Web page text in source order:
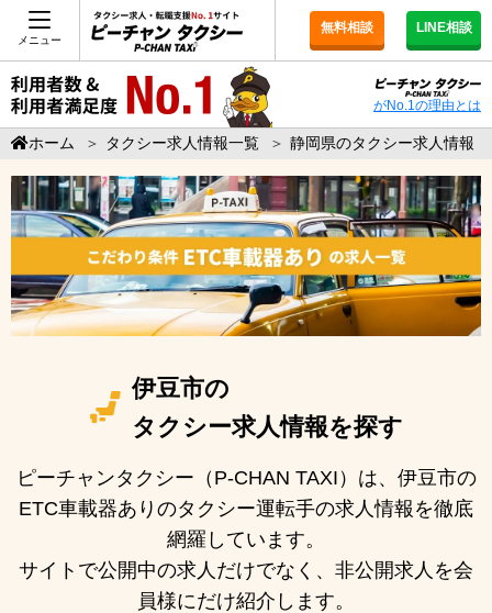
メニュー
無料相談 LINE相談
がNo.1の理由とは
ホーム ＞ タクシー求人情報一覧 ＞ 静岡県のタクシー求人情報
伊豆市の
タクシー求人情報を探す
ピーチャンタクシー（P-CHAN TAXI）は、伊豆市の
ETC車載器ありのタクシー運転手の求人情報を徹底
網羅しています。
サイトで公開中の求人だけでなく、非公開求人を会
員様にだけ紹介します。